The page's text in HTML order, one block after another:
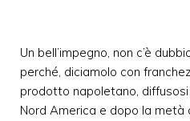
Un bell’impegno, non c’è
perché, diciamolo con
prodotto napoletano, diffusosi
Nord America e dopo la metà